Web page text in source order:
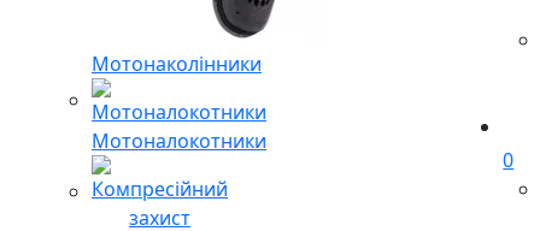
Мотонаколінники
Мотоналокотники
0